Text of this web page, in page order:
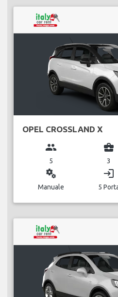
OPEL CROSSLAND X
group
5
business_center
3
miscellaneous_services
Manuale
login
5